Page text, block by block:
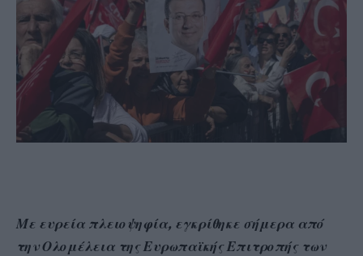
Με ευρεία πλειοψηφία, εγκρίθηκε σήμερα από
την Ολομέλεια της Ευρωπαϊκής Επιτροπής των